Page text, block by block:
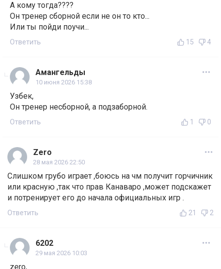
А кому тогда????
Он тренер сборной если не он то кто...
Или ты пойди поучи...
Ответить 15 4
Амангельды
10 июня 2026 15:38
Узбек,
Он тренер несборной, а подзаборной.
Ответить 1 0
Zero
28 мая 2026 22:50
Слишком грубо играет ,боюсь на чм получит горчичник
или красную ,так что прав Канаваро ,может подскажет
и потренирует его до начала официальных игр .
Ответить 21 2
6202
29 мая 2026 10:03
zero,